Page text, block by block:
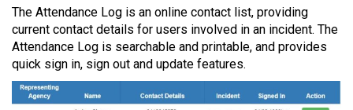
The Attendance Log is an online contact list, providing
current contact details for users involved in an incident. The
Attendance Log is searchable and printable, and provides
quick sign in, sign out and update features.